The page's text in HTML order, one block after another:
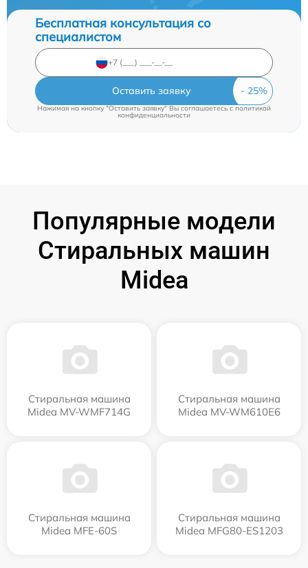
Бесплатная консультация со
специалистом
Оставить заявку
Нажимая на кнопку "Оставить заявку" Вы соглашаетесь cполитикой
конфиденциальности
Популярные модели
Стиральных машин
Midea
Стиральная машина
Midea MV-WMF714G
Стиральная машина
Midea MV-WM610E6
Стиральная машина
Midea MFE-60S
Стиральная машина
Midea MFG80-ES1203